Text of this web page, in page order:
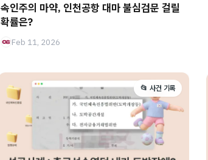
속인주의 마약, 인천공항 대마 불심검문 걸릴
확률은?
Feb 11, 2026
📂 사건 기록